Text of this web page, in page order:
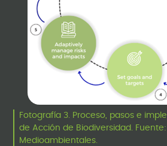
Fotografía 3. Proceso, pasos e
de Acción de Biodiversidad.
Medioambientales.